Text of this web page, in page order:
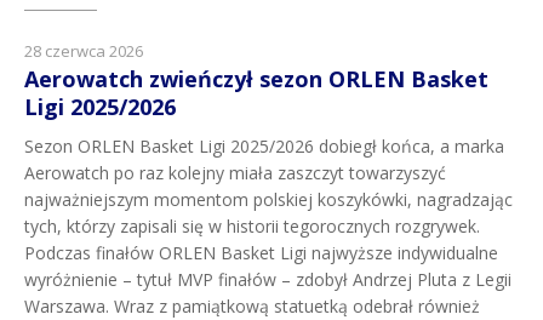
28 czerwca 2026
Aerowatch zwieńczył sezon ORLEN Basket
Ligi 2025/2026
Sezon ORLEN Basket Ligi 2025/2026 dobiegł końca, a marka
Aerowatch po raz kolejny miała zaszczyt towarzyszyć
najważniejszym momentom polskiej koszykówki, nagradzając
tych, którzy zapisali się w historii tegorocznych rozgrywek.
Podczas finałów ORLEN Basket Ligi najwyższe indywidualne
wyróżnienie – tytuł MVP finałów – zdobył Andrzej Pluta z Legii
Warszawa. Wraz z pamiątkową statuetką odebrał również